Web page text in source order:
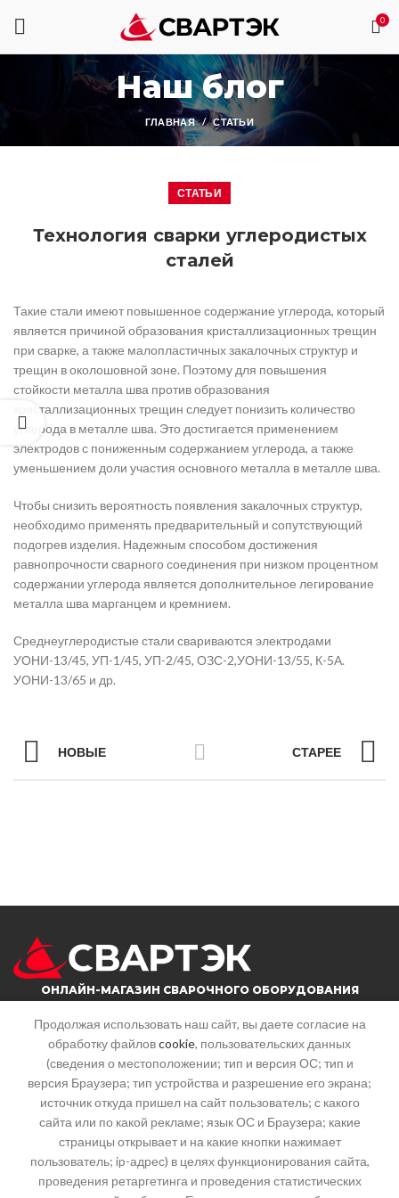
0
Наш блог
ГЛАВНАЯ СТАТЬИ
СТАТЬИ
Технология сварки углеродистых
сталей
Такие стали имеют повышенное содержание углерода, который
является причиной образования кристаллизационных трещин
при сварке, а также малопластичных закалочных структур и
трещин в околошовной зоне. Поэтому для повышения
стойкости металла шва против образования
кристаллизационных трещин следует понизить количество
углерода в металле шва. Это достигается применением
электродов с пониженным содержанием углерода, а также
уменьшением доли участия основного металла в металле шва.
Чтобы снизить вероятность появления закалочных структур,
необходимо применять предварительный и сопутствующий
подогрев изделия. Надежным способом достижения
равнопрочности сварного соединения при низком процентном
содержании углерода является дополнительное легирование
металла шва марганцем и кремнием.
Среднеуглеродистые стали свариваются электродами
УОНИ-13/45, УП-1/45, УП-2/45, ОЗС-2,УОНИ-13/55, К-5А.
УОНИ-13/65 и др.
НОВЫЕ СТАРЕЕ
ОНЛАЙН-МАГАЗИН СВАРОЧНОГО ОБОРУДОВАНИЯ
г. Саратов, ул. Большая горная, 215
Почта: info@svartek.ru
СТАТЬИ
КАТЕГОРИИ
Продолжая использовать наш сайт, вы даете согласие на
обработку файловcookie, пользовательских данных
(сведения о местоположении; тип и версия ОС; тип и
версия Браузера; тип устройства и разрешение его экрана;
источник откуда пришел на сайт пользователь; с какого
сайта или по какой рекламе; язык ОС и Браузера; какие
страницы открывает и на какие кнопки нажимает
пользователь; ip-адрес) в целях функционирования сайта,
проведения ретаргетинга и проведения статистических